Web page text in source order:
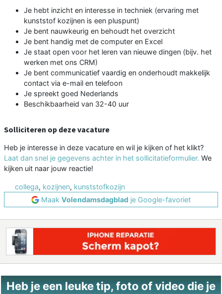
Je hebt inzicht en interesse in techniek (ervaring met
kunststof kozijnen is een pluspunt)
Je bent nauwkeurig en behoudt het overzicht
Je bent handig met de computer en Excel
Je staat open voor het leren van nieuwe dingen (bijv. het
werken met ons CRM)
Je bent communicatief vaardig en onderhoudt makkelijk
contact via e-mail en telefoon
Je spreekt goed Nederlands
Beschikbaarheid van 32-40 uur
Solliciteren op deze vacature
Heb je interesse in deze vacature en wil je kijken of het klikt?
Laat dan snel je gegevens achter in het sollicitatieformulier. We
kijken uit naar jouw reactie!
collega, kozijnen, kunststofkozijn
Maak Volendamsdagblad je Google-favoriet
Heb je een leuke tip, foto of video die je